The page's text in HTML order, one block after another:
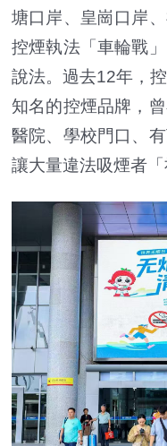
塘口岸、皇崗口岸
控煙執法「車輪戰
說法。過去12年，
知名的控煙品牌，
醫院、學校門口、
讓大量違法吸煙者「